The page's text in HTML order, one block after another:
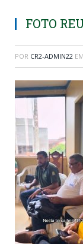
FOTO
POR CR2-ADMIN22 EM